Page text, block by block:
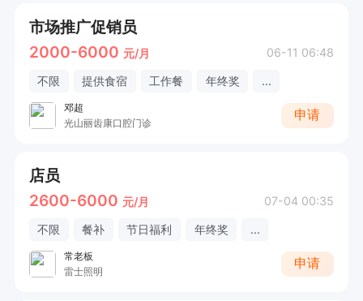
市场推广促销员
2000-6000 元/月 06-11 06:48
不限 提供食宿 工作餐 年终奖 ...
邓超
光山丽齿康口腔门诊
申请
店员
2600-6000 元/月 07-04 00:35
不限 餐补 节日福利 年终奖 ...
常老板
雷士照明
申请